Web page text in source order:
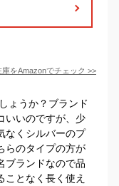
庫をAmazonでチェック >>
ょうか？ブランド
いいのですが、少
なくシルバーのプ
らのタイプの方が
ブランドなので品
ことなく長く使え